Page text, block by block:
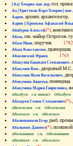
[Аа] Хенрик ван дер, гол.
Аа [Христиан Карл Хенрик] ван
Аарон, архиеп.
Аарон [(Еропкин Афанасий
Абабуров Алексей(*),
Абаза, сек.-майор
Абаза Иван, поручик 1782
Абаза Константин,
Абаковский Франц 1765
Абакулов Евдоким Степанович,
Абакумов Влас, дворовый
Абакумов Яков Васильевич,
Абакумова Авдотья,
Абакумова Мария Гавриловна,
Абалдуев см. также Оболдуев
Абалдуев Семен Степанович(*),
Абаленская см. Оболенская
Абалешев см. Аболешев
Абалишников Егор, рыб.
Абалыхин Даниил(*),
Абальянинов см. Обольянинов
Абаляшев см. Аболешев